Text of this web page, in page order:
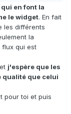
en font la
le widget. En fait
les différents
la
flux qui est
j'espère que les
qualité que celui
pour toi et puis